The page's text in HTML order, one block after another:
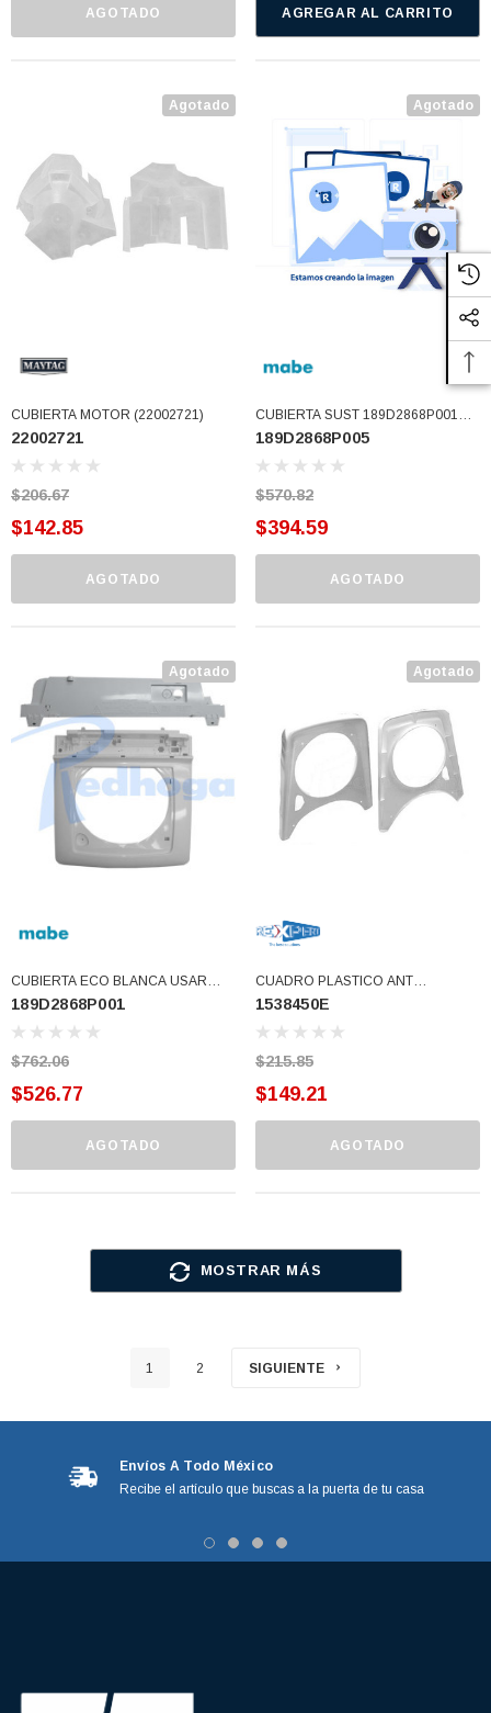
AGOTADO AGREGAR AL CARRITO
Agotado
CUBIERTA MOTOR (22002721)
22002721
$206.67
$142.85
AGOTADO
Agotado
CUBIERTA SUST 189D2868P001
USAR 189D2868P003F
(189D2868P005)
189D2868P005
$570.82
$394.59
AGOTADO
Agotado
CUBIERTA ECO BLANCA USAR
189D2868P005 (189D2868P001)
189D2868P001
$762.06
$526.77
AGOTADO
Agotado
CUADRO PLASTICO ANT
(1538450E)
1538450E
$215.85
$149.21
AGOTADO
MOSTRAR MÁS
1 2 SIGUIENTE
Envíos A Todo México
Recibe el artículo que buscas a la puerta de tu casa